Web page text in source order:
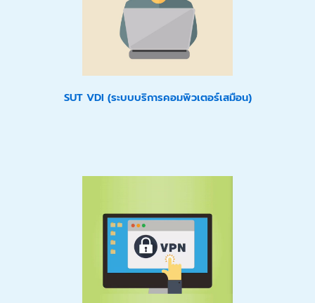
SUT VDI (ระบบบริการคอมพิวเตอร์เสมือน)